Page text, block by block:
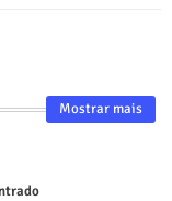
Mostrar mais